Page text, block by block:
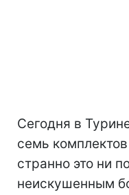
Сегодня в
семь
странно это ни
неискушенным